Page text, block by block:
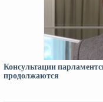
Консультации
продолжаются